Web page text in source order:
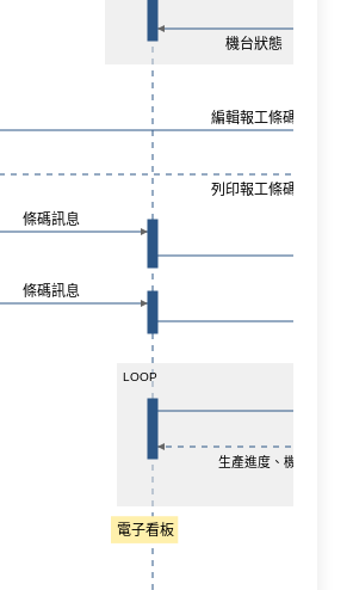
機台狀態
編輯報工條碼
列印報工條碼
條碼訊息
條碼訊息
LOOP
生產進度、機台稼動
電子看板